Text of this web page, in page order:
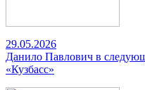
29.05.2026
Данило Павлович в
«Кузбасс»